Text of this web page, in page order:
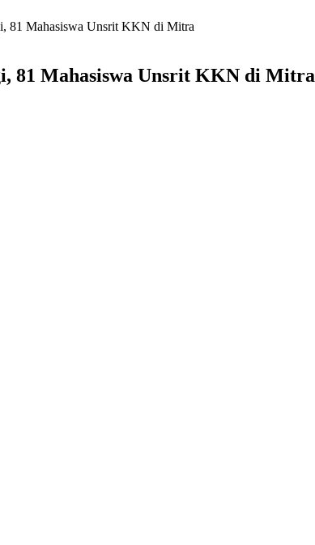
81 Mahasiswa Unsrit KKN di Mitra
81 Mahasiswa Unsrit KKN di Mitra